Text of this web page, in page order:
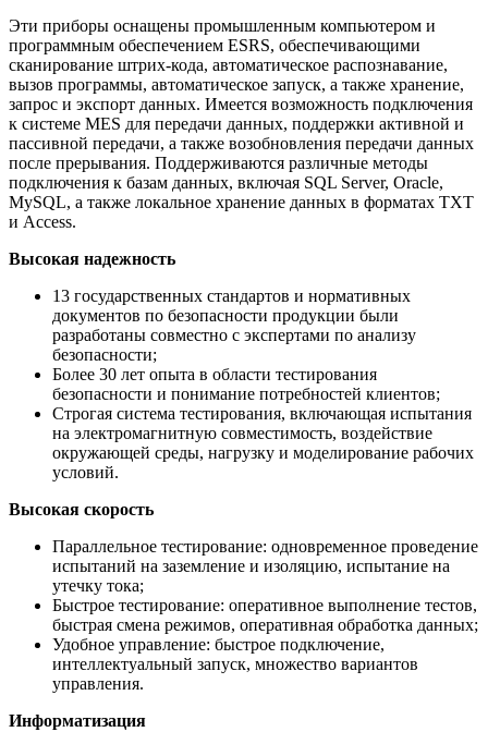
Эти приборы оснащены промышленным компьютером и
программным обеспечением ESRS, обеспечивающими
сканирование штрих-кода, автоматическое распознавание,
вызов программы, автоматическое запуск, а также хранение,
запрос и экспорт данных. Имеется возможность подключения
к системе MES для передачи данных, поддержки активной и
пассивной передачи, а также возобновления передачи данных
после прерывания. Поддерживаются различные методы
подключения к базам данных, включая SQL Server, Oracle,
MySQL, а также локальное хранение данных в форматах TXT
и Access.
Высокая надежность
13 государственных стандартов и нормативных
документов по безопасности продукции были
разработаны совместно с экспертами по анализу
безопасности;
Более 30 лет опыта в области тестирования
безопасности и понимание потребностей клиентов;
Строгая система тестирования, включающая испытания
на электромагнитную совместимость, воздействие
окружающей среды, нагрузку и моделирование рабочих
условий.
Высокая скорость
Параллельное тестирование: одновременное проведение
испытаний на заземление и изоляцию, испытание на
утечку тока;
Быстрое тестирование: оперативное выполнение тестов,
быстрая смена режимов, оперативная обработка данных;
Удобное управление: быстрое подключение,
интеллектуальный запуск, множество вариантов
управления.
Информатизация